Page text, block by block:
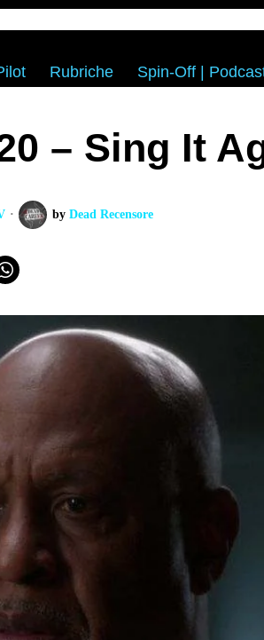
Rubriche Spin-Off |
– Sing It
by Dead Recensore